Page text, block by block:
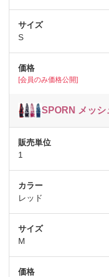
S
[会員のみ価格公開]
SPORN メッ
1
レッド
M